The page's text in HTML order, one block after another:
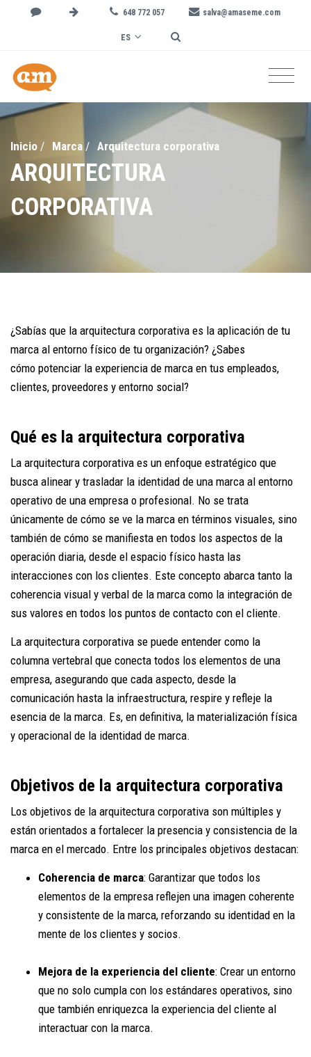
648 772 057 salva@amaseme.com
ES
Inicio / Marca / Arquitectura corporativa
ARQUITECTURA
CORPORATIVA
¿Sabías que la arquitectura corporativa es la aplicación de tu
marca al entorno físico de tu organización? ¿Sabes
cómo potenciar la experiencia de marca en tus empleados,
clientes, proveedores y entorno social?
Qué es la arquitectura corporativa
La arquitectura corporativa es un enfoque estratégico que
busca alinear y trasladar la identidad de una marca al entorno
operativo de una empresa o profesional. No se trata
únicamente de cómo se ve la marca en términos visuales, sino
también de cómo se manifiesta en todos los aspectos de la
operación diaria, desde el espacio físico hasta las
interacciones con los clientes. Este concepto abarca tanto la
coherencia visual y verbal de la marca como la integración de
sus valores en todos los puntos de contacto con el cliente.
La arquitectura corporativa se puede entender como la
columna vertebral que conecta todos los elementos de una
empresa, asegurando que cada aspecto, desde la
comunicación hasta la infraestructura, respire y refleje la
esencia de la marca. Es, en definitiva, la materialización física
y operacional de la identidad de marca.
Objetivos de la arquitectura corporativa
Los objetivos de la arquitectura corporativa son múltiples y
están orientados a fortalecer la presencia y consistencia de la
marca en el mercado. Entre los principales objetivos destacan:
Coherencia de marca: Garantizar que todos los
elementos de la empresa reflejen una imagen coherente
y consistente de la marca, reforzando su identidad en la
mente de los clientes y socios.
Mejora de la experiencia del cliente: Crear un entorno
que no solo cumpla con los estándares operativos, sino
que también enriquezca la experiencia del cliente al
interactuar con la marca.